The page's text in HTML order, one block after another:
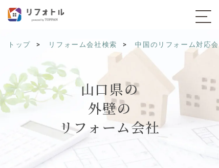
トップ リフォーム会社検索 中国のリフォーム対応
山口県の
外壁の
リフォーム会社